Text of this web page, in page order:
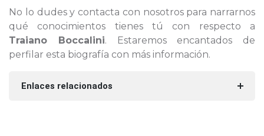
No lo dudes y contacta con nosotros para narrarnos
qué conocimientos tienes tú con respecto a
Traiano Boccalini. Estaremos encantados de
perfilar esta biografía con más información.
Enlaces relacionados